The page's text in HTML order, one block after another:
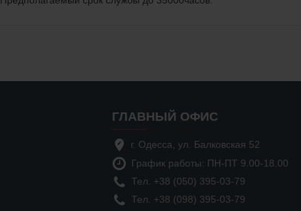
ГЛАВНЫЙ ОФИС
г. Одесса, ул. Балковская 52
График работы: ПН-ПТ 9.00-18.00
Тел. +38 (050) 395-03-79
Тел. +38 (098) 395-03-79